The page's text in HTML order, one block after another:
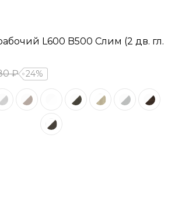
L600 B500 Слим (2 дв. гл.
₽ 24%